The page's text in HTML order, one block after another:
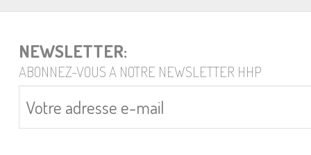
NEWSLETTER:
ABONNEZ-VOUS A NOTRE NEWSLETTER HHP